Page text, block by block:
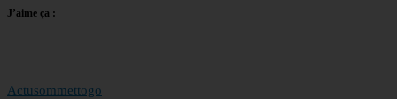
J’aime ça :
Actusommettogo